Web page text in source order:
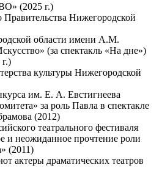
(2025 г.)
Правительства Нижегородской
области имени А.М.
(за спектакль «На дне»)
культуры Нижегородской
им. Е. А. Евстигнеева
за роль Павла в спектакле
(2012)
театрального фестиваля
и неожиданное прочтение роли
(2011)
актеры драматических театров